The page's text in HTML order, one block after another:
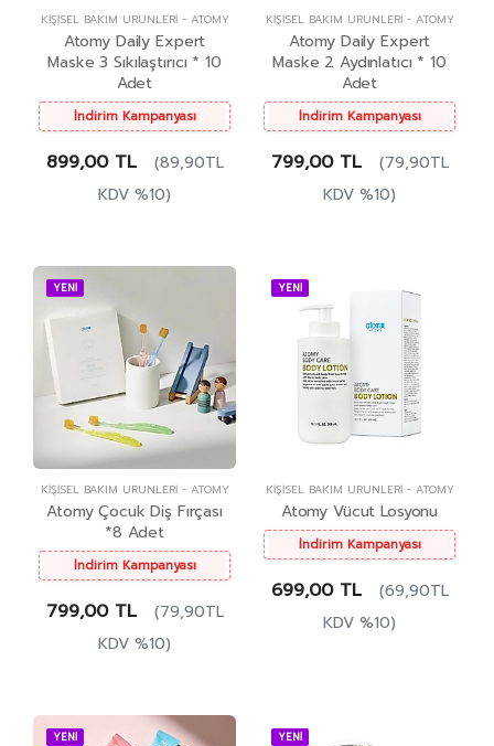
KIŞISEL BAKIM ÜRÜNLERI- ATOMY
Atomy Daily Expert
Maske 3 Sıkılaştırıcı * 10
Adet
İndirim Kampanyası
899,00 TL
(89,90TL
KDV %10)
KIŞISEL BAKIM ÜRÜNLERI- ATOMY
Atomy Daily Expert
Maske 2 Aydınlatıcı * 10
Adet
İndirim Kampanyası
799,00 TL
(79,90TL
KDV %10)
YENİ
KIŞISEL BAKIM ÜRÜNLERI- ATOMY
Atomy Çocuk Diş Fırçası
*8 Adet
İndirim Kampanyası
799,00 TL
(79,90TL
KDV %10)
YENİ
KIŞISEL BAKIM ÜRÜNLERI- ATOMY
Atomy Vücut Losyonu
İndirim Kampanyası
699,00 TL
(69,90TL
KDV %10)
YENİ YENİ